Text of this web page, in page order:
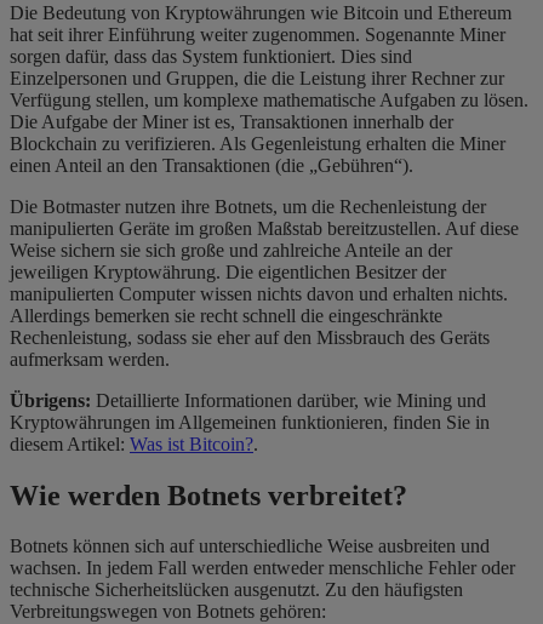
Die Bedeutung von Kryptowährungen wie Bitcoin und Ethereum
hat seit ihrer Einführung weiter zugenommen. Sogenannte Miner
sorgen dafür, dass das System funktioniert. Dies sind
Einzelpersonen und Gruppen, die die Leistung ihrer Rechner zur
Verfügung stellen, um komplexe mathematische Aufgaben zu lösen.
Die Aufgabe der Miner ist es, Transaktionen innerhalb der
Blockchain zu verifizieren. Als Gegenleistung erhalten die Miner
einen Anteil an den Transaktionen (die „Gebühren“).
Die Botmaster nutzen ihre Botnets, um die Rechenleistung der
manipulierten Geräte im großen Maßstab bereitzustellen. Auf diese
Weise sichern sie sich große und zahlreiche Anteile an der
jeweiligen Kryptowährung. Die eigentlichen Besitzer der
manipulierten Computer wissen nichts davon und erhalten nichts.
Allerdings bemerken sie recht schnell die eingeschränkte
Rechenleistung, sodass sie eher auf den Missbrauch des Geräts
aufmerksam werden.
Übrigens: Detaillierte Informationen darüber, wie Mining und
Kryptowährungen im Allgemeinen funktionieren, finden Sie in
diesem Artikel: Was ist Bitcoin?.
Wie werden Botnets verbreitet?
Botnets können sich auf unterschiedliche Weise ausbreiten und
wachsen. In jedem Fall werden entweder menschliche Fehler oder
technische Sicherheitslücken ausgenutzt. Zu den häufigsten
Verbreitungswegen von Botnets gehören: